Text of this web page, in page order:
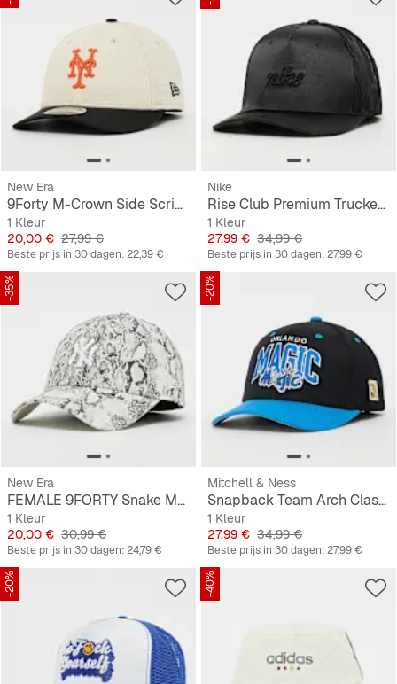
New Era
9Forty M-Crown Side Script New York Mets
1 Kleur
Prijs
20,00 € Originele Prijs
27,99 €
Beste prijs in 30 dagen:22,39 €
Nike
Rise Club Premium Trucker Cap
1 Kleur
Prijs
27,99 € Originele Prijs
34,99 €
Beste prijs in 30 dagen:27,99 €
-35%
New Era
FEMALE 9FORTY Snake MLB New York Yankees
1 Kleur
Prijs
20,00 € Originele Prijs
30,99 €
Beste prijs in 30 dagen:24,79 €
-20%
Mitchell & Ness
Snapback Team Arch Classic Red NBA Orlando Magic
1 Kleur
Prijs
27,99 € Originele Prijs
34,99 €
Beste prijs in 30 dagen:27,99 €
-20% -40%